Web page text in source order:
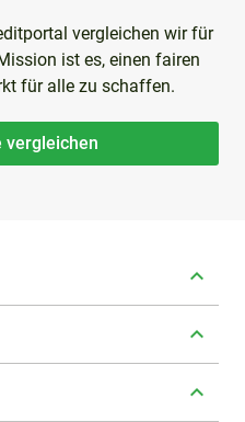
vergleichen wir für
ist es, einen fairen
für alle zu schaffen.
vergleichen